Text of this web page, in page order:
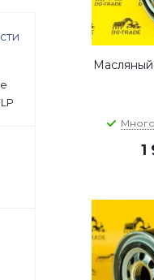
Масляный
Много
1